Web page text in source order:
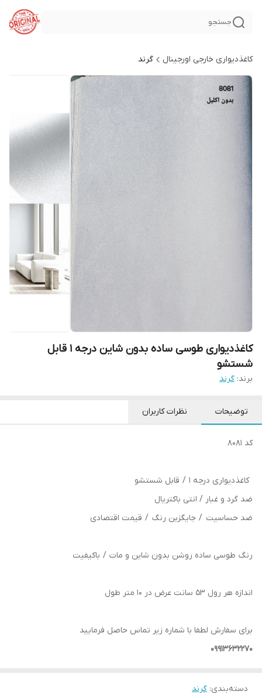
جستجو
کاغذدیواری خارجی اورجینال گرند
کاغذدیواری طوسی ساده بدون شاین درجه 1 قابل
شستشو
برند: گرند
توضیحات نظرات کاربران
کد 8081
کاغذدیواری درجه 1 / قابل شستشو
ضد گرد و غبار / انتی باکتریال
ضد حساسیت / جایگزین رنگ / قیمت اقتصادی
رنگ طوسی ساده روشن بدون شاین و مات / باکیفیت
اندازه هر رول 53 سانت عرض در 10 متر طول
برای سفارش لطفا با شماره زیر تماس حاصل فرمایید
09913632270
دسته‌بندی: گرند